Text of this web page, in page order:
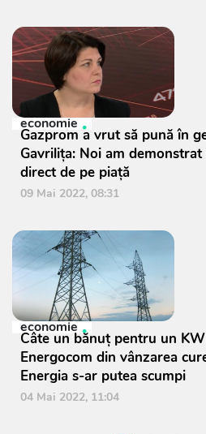
economie
Gazprom a vrut să pună în
Gavrilița: Noi am
direct de pe piață
09 Mai 2022, 08:31
economie
Câte un bănuț pentru un
Energocom din vânzarea
Energia s-ar putea scumpi
04 Mai 2022, 11:04